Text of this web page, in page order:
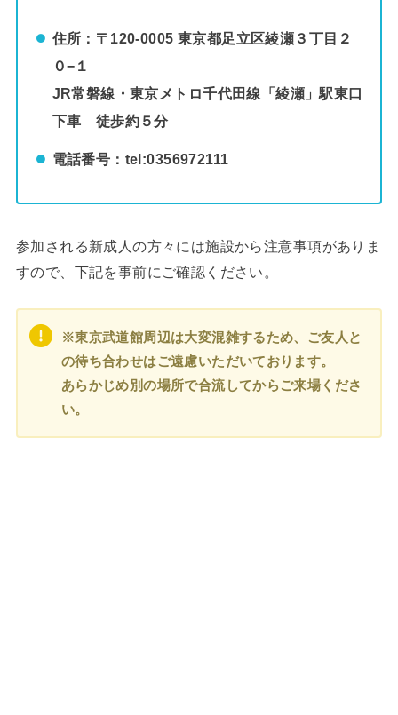
住所：〒120-0005 東京都足立区綾瀬３丁目２
０−１
JR常磐線・東京メトロ千代田線「綾瀬」駅東口
下車 徒歩約５分
電話番号：tel:0356972111
参加される新成人の方々には施設から注意事項がありま
すので、下記を事前にご確認ください。
※東京武道館周辺は大変混雑するため、ご友人と
の待ち合わせはご遠慮いただいております。
あらかじめ別の場所で合流してからご来場くださ
い。